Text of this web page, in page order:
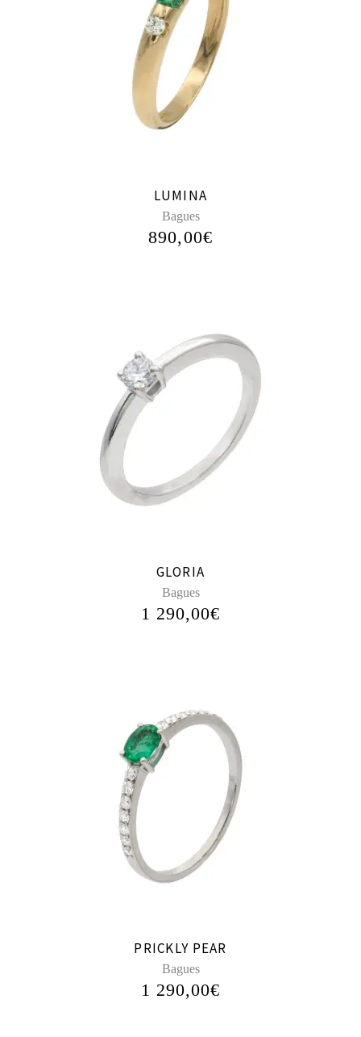
LUMINA
Bagues
890,00€
GLORIA
Bagues
1 290,00€
PRICKLY PEAR
Bagues
1 290,00€